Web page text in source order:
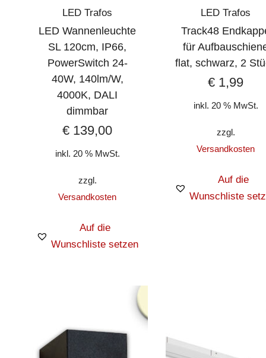
LED Trafos
LED Wannenleuchte
SL 120cm, IP66,
PowerSwitch 24-
40W, 140lm/W,
4000K, DALI
dimmbar
€ 139,00
inkl. 20 % MwSt.
zzgl.
Versandkosten
Auf die
Wunschliste setzen
LED Trafos
Track48
für
flat, schwarz, 2
€ 1,99
inkl. 20 % MwSt.
zzgl.
Versandkosten
Auf die
Wunschliste